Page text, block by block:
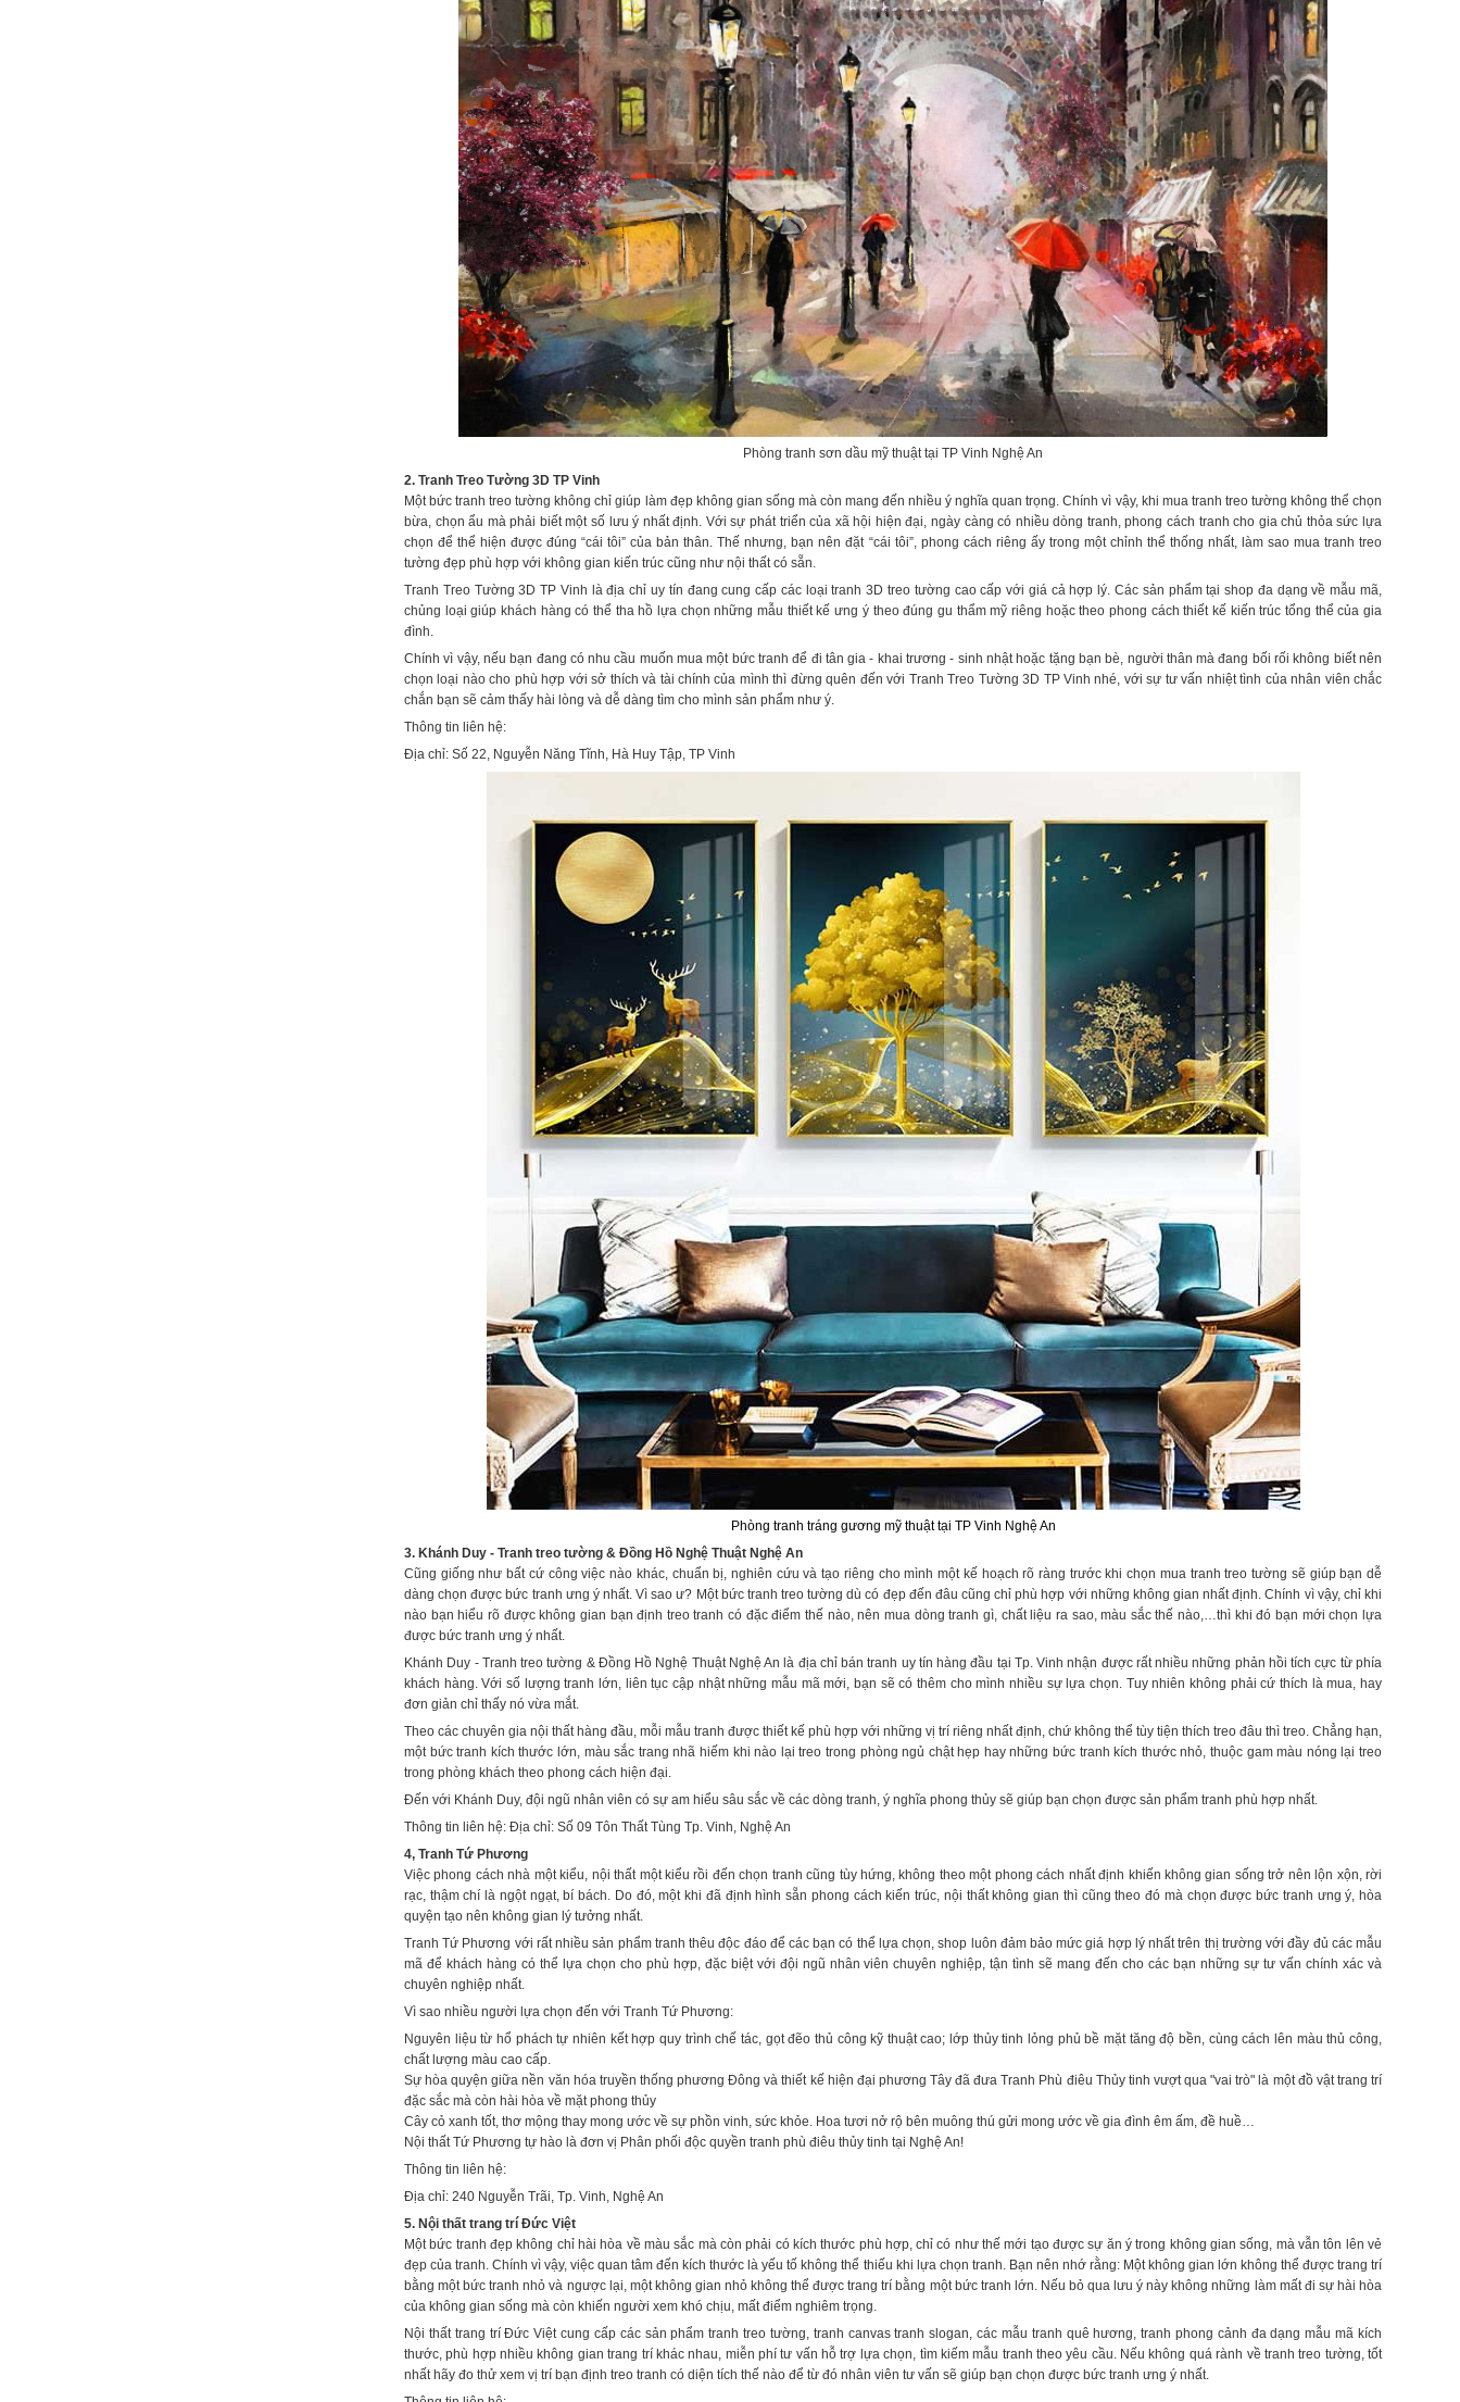
Phòng tranh sơn dầu mỹ thuật tại TP Vinh Nghệ An
2. Tranh Treo Tường 3D TP Vinh
Một bức tranh treo tường không chỉ giúp làm đẹp không gian sống mà còn mang đến nhiều ý nghĩa quan trọng. Chính vì vậy, khi mua tranh treo tường không thể chọn
bừa, chọn ẩu mà phải biết một số lưu ý nhất định. Với sự phát triển của xã hội hiện đại, ngày càng có nhiều dòng tranh, phong cách tranh cho gia chủ thỏa sức lựa
chọn để thể hiện được đúng “cái tôi” của bản thân. Thế nhưng, bạn nên đặt “cái tôi”, phong cách riêng ấy trong một chỉnh thể thống nhất, làm sao mua tranh treo
tường đẹp phù hợp với không gian kiến trúc cũng như nội thất có sẵn.
Tranh Treo Tường 3D TP Vinh là địa chỉ uy tín đang cung cấp các loại tranh 3D treo tường cao cấp với giá cả hợp lý. Các sản phẩm tại shop đa dạng về mẫu mã,
chủng loại giúp khách hàng có thể tha hồ lựa chọn những mẫu thiết kế ưng ý theo đúng gu thẩm mỹ riêng hoặc theo phong cách thiết kế kiến trúc tổng thể của gia
đình.
Chính vì vậy, nếu bạn đang có nhu cầu muốn mua một bức tranh để đi tân gia - khai trương - sinh nhật hoặc tặng bạn bè, người thân mà đang bối rối không biết nên
chọn loại nào cho phù hợp với sở thích và tài chính của mình thì đừng quên đến với Tranh Treo Tường 3D TP Vinh nhé, với sự tư vấn nhiệt tình của nhân viên chắc
chắn bạn sẽ cảm thấy hài lòng và dễ dàng tìm cho mình sản phẩm như ý.
Thông tin liên hệ:
Địa chỉ: Số 22, Nguyễn Năng Tĩnh, Hà Huy Tập, TP Vinh
Phòng tranh tráng gương mỹ thuật tại TP Vinh Nghệ An
3. Khánh Duy - Tranh treo tường & Đồng Hồ Nghệ Thuật Nghệ An
Cũng giống như bất cứ công việc nào khác, chuẩn bị, nghiên cứu và tạo riêng cho mình một kế hoạch rõ ràng trước khi chọn mua tranh treo tường sẽ giúp bạn dễ
dàng chọn được bức tranh ưng ý nhất. Vì sao ư? Một bức tranh treo tường dù có đẹp đến đâu cũng chỉ phù hợp với những không gian nhất định. Chính vì vậy, chỉ khi
nào bạn hiểu rõ được không gian bạn định treo tranh có đặc điểm thế nào, nên mua dòng tranh gì, chất liệu ra sao, màu sắc thế nào,…thì khi đó bạn mới chọn lựa
được bức tranh ưng ý nhất.
Khánh Duy - Tranh treo tường & Đồng Hồ Nghệ Thuật Nghệ An là địa chỉ bán tranh uy tín hàng đầu tại Tp. Vinh nhận được rất nhiều những phản hồi tích cực từ phía
khách hàng. Với số lượng tranh lớn, liên tục cập nhật những mẫu mã mới, bạn sẽ có thêm cho mình nhiều sự lựa chọn. Tuy nhiên không phải cứ thích là mua, hay
đơn giản chỉ thấy nó vừa mắt.
Theo các chuyên gia nội thất hàng đầu, mỗi mẫu tranh được thiết kế phù hợp với những vị trí riêng nhất định, chứ không thể tùy tiện thích treo đâu thì treo. Chẳng hạn,
một bức tranh kích thước lớn, màu sắc trang nhã hiếm khi nào lại treo trong phòng ngủ chật hẹp hay những bức tranh kích thước nhỏ, thuộc gam màu nóng lại treo
trong phòng khách theo phong cách hiện đại.
Đến với Khánh Duy, đội ngũ nhân viên có sự am hiểu sâu sắc về các dòng tranh, ý nghĩa phong thủy sẽ giúp bạn chọn được sản phẩm tranh phù hợp nhất.
Thông tin liên hệ: Địa chỉ: Số 09 Tôn Thất Tùng Tp. Vinh, Nghệ An
4, Tranh Tứ Phương
Việc phong cách nhà một kiểu, nội thất một kiểu rồi đến chọn tranh cũng tùy hứng, không theo một phong cách nhất định khiến không gian sống trở nên lộn xộn, rời
rạc, thậm chí là ngột ngạt, bí bách. Do đó, một khi đã định hình sẵn phong cách kiến trúc, nội thất không gian thì cũng theo đó mà chọn được bức tranh ưng ý, hòa
quyện tạo nên không gian lý tưởng nhất.
Tranh Tứ Phương với rất nhiều sản phẩm tranh thêu độc đáo để các bạn có thể lựa chọn, shop luôn đảm bảo mức giá hợp lý nhất trên thị trường với đầy đủ các mẫu
mã để khách hàng có thể lựa chọn cho phù hợp, đặc biệt với đội ngũ nhân viên chuyên nghiệp, tận tình sẽ mang đến cho các bạn những sự tư vấn chính xác và
chuyên nghiệp nhất.
Vì sao nhiều người lựa chọn đến với Tranh Tứ Phương:
Nguyên liệu từ hổ phách tự nhiên kết hợp quy trình chế tác, gọt đẽo thủ công kỹ thuật cao; lớp thủy tinh lỏng phủ bề mặt tăng độ bền, cùng cách lên màu thủ công,
chất lượng màu cao cấp.
Sự hòa quyện giữa nền văn hóa truyền thống phương Đông và thiết kế hiện đại phương Tây đã đưa Tranh Phù điêu Thủy tinh vượt qua "vai trò" là một đồ vật trang trí
đặc sắc mà còn hài hòa về mặt phong thủy
Cây cỏ xanh tốt, thơ mộng thay mong ước về sự phồn vinh, sức khỏe. Hoa tươi nở rộ bên muông thú gửi mong ước về gia đình êm ấm, đề huề…
Nội thất Tứ Phương tự hào là đơn vị Phân phối độc quyền tranh phù điêu thủy tinh tại Nghệ An!
Thông tin liên hệ:
Địa chỉ: 240 Nguyễn Trãi, Tp. Vinh, Nghệ An
5. Nội thất trang trí Đức Việt
Một bức tranh đẹp không chỉ hài hòa về màu sắc mà còn phải có kích thước phù hợp, chỉ có như thế mới tạo được sự ăn ý trong không gian sống, mà vẫn tôn lên vẻ
đẹp của tranh. Chính vì vậy, việc quan tâm đến kích thước là yếu tố không thể thiếu khi lựa chọn tranh. Bạn nên nhớ rằng: Một không gian lớn không thể được trang trí
bằng một bức tranh nhỏ và ngược lại, một không gian nhỏ không thể được trang trí bằng một bức tranh lớn. Nếu bỏ qua lưu ý này không những làm mất đi sự hài hòa
của không gian sống mà còn khiến người xem khó chịu, mất điểm nghiêm trọng.
Nội thất trang trí Đức Việt cung cấp các sản phẩm tranh treo tường, tranh canvas tranh slogan, các mẫu tranh quê hương, tranh phong cảnh đa dạng mẫu mã kích
thước, phù hợp nhiều không gian trang trí khác nhau, miễn phí tư vấn hỗ trợ lựa chọn, tìm kiếm mẫu tranh theo yêu cầu. Nếu không quá rành về tranh treo tường, tốt
nhất hãy đo thử xem vị trí bạn định treo tranh có diện tích thế nào để từ đó nhân viên tư vấn sẽ giúp bạn chọn được bức tranh ưng ý nhất.